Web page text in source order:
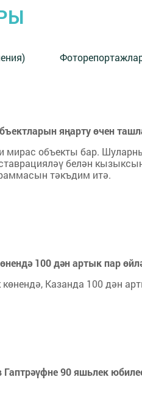
яңарту өчен
мирас объекты бар.
белән
тәкъдим итә.
100 дән артык пар
Казанда 100 дән
90 яшьлек